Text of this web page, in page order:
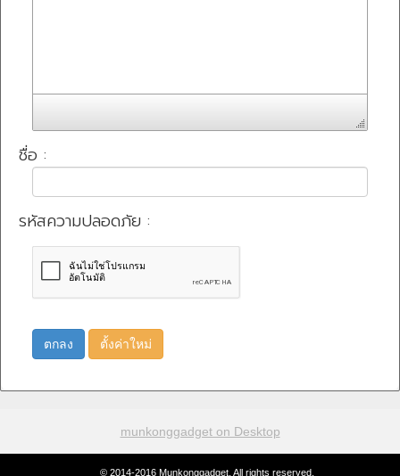
ชื่อ :
รหัสความปลอดภัย :
ตกลง ตั้งค่าใหม่
munkonggadget on Desktop
© 2014-2016 Munkonggadget. All rights reserved.